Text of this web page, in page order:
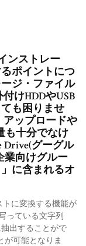
ンストレー
ポイントにつ
ジ・ファイル
けHDDやUSB
も困りませ
ップロードや
も十分でなけ
Drive(グーグル
業向けグルー
に含まれるオ
トに変換する機能が
っている文字列
出することがで
が可能となりま